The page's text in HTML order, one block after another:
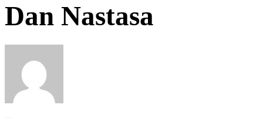
Dan Nastasa